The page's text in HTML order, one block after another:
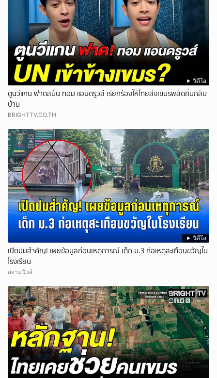
วิดีโอ
ตูนวีแกน ฟาดสนั่น ทอม แอนดรูวส์ เรียกร้องให้ไทยส่งเขมรพลัดถิ่นกลับ
บ้าน
BRIGHTTV.CO.TH
วิดีโอ
เปิดปมสำคัญ! เผยข้อมูลก่อนเหตุการณ์ เด็ก ม.3 ก่อเหตุสะเทือนขวัญใน
โรงเรียน
สยามนิวส์